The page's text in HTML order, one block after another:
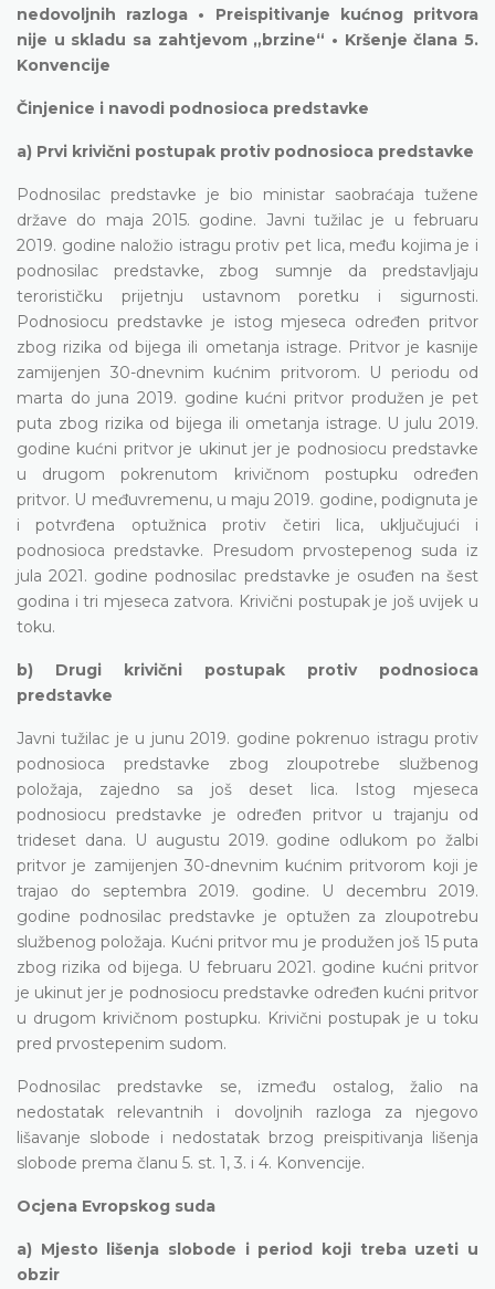
nedovoljnih razloga • Preispitivanje kućnog pritvora
nije u skladu sa zahtjevom „brzine“ • Kršenje člana 5.
Konvencije
Činjenice i navodi podnosioca predstavke
a) Prvi krivični postupak protiv podnosioca predstavke
Podnosilac predstavke je bio ministar saobraćaja tužene
države do maja 2015. godine. Javni tužilac je u februaru
2019. godine naložio istragu protiv pet lica, među kojima je i
podnosilac predstavke, zbog sumnje da predstavljaju
terorističku prijetnju ustavnom poretku i sigurnosti.
Podnosiocu predstavke je istog mjeseca određen pritvor
zbog rizika od bijega ili ometanja istrage. Pritvor je kasnije
zamijenjen 30-dnevnim kućnim pritvorom. U periodu od
marta do juna 2019. godine kućni pritvor produžen je pet
puta zbog rizika od bijega ili ometanja istrage. U julu 2019.
godine kućni pritvor je ukinut jer je podnosiocu predstavke
u drugom pokrenutom krivičnom postupku određen
pritvor. U međuvremenu, u maju 2019. godine, podignuta je
i potvrđena optužnica protiv četiri lica, uključujući i
podnosioca predstavke. Presudom prvostepenog suda iz
jula 2021. godine podnosilac predstavke je osuđen na šest
godina i tri mjeseca zatvora. Krivični postupak je još uvijek u
toku.
b) Drugi krivični postupak protiv podnosioca
predstavke
Javni tužilac je u junu 2019. godine pokrenuo istragu protiv
podnosioca predstavke zbog zloupotrebe službenog
položaja, zajedno sa još deset lica. Istog mjeseca
podnosiocu predstavke je određen pritvor u trajanju od
trideset dana. U augustu 2019. godine odlukom po žalbi
pritvor je zamijenjen 30-dnevnim kućnim pritvorom koji je
trajao do septembra 2019. godine. U decembru 2019.
godine podnosilac predstavke je optužen za zloupotrebu
službenog položaja. Kućni pritvor mu je produžen još 15 puta
zbog rizika od bijega. U februaru 2021. godine kućni pritvor
je ukinut jer je podnosiocu predstavke određen kućni pritvor
u drugom krivičnom postupku. Krivični postupak je u toku
pred prvostepenim sudom.
Podnosilac predstavke se, između ostalog, žalio na
nedostatak relevantnih i dovoljnih razloga za njegovo
lišavanje slobode i nedostatak brzog preispitivanja lišenja
slobode prema članu 5. st. 1, 3. i 4. Konvencije.
Ocjena Evropskog suda
a) Mjesto lišenja slobode i period koji treba uzeti u
obzir